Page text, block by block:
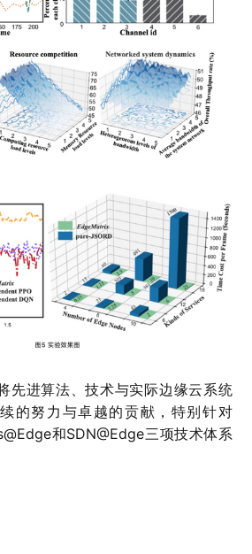
先进算法、技术与实际边缘云系统
的努力与卓越的贡献，特别针对
和SDN@Edge三项技术体系